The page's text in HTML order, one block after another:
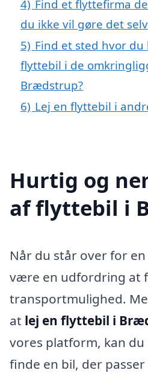
4) Find et flyttefirma
du ikke vil gøre det selv
5) Find et sted hvor du
flyttebil i de
Brædstrup?
6) Lej en flyttebil i
Hurtig og
af flyttebil i
Når du står over for
være en udfordring at
transportmulighed.
at lej en flyttebil i
vores platform, kan
finde en bil, der